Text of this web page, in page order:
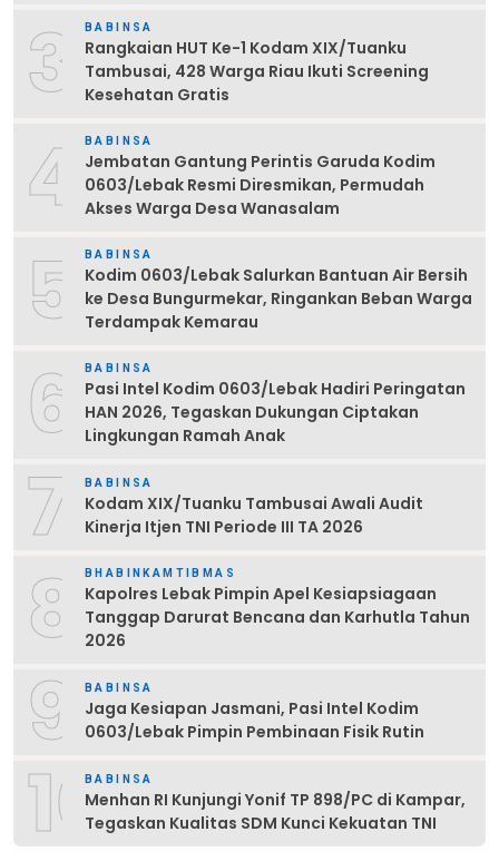
3 BABINSA
Rangkaian HUT Ke-1 Kodam XIX/Tuanku
Tambusai, 428 Warga Riau Ikuti Screening
Kesehatan Gratis
4 BABINSA
Jembatan Gantung Perintis Garuda Kodim
0603/Lebak Resmi Diresmikan, Permudah
Akses Warga Desa Wanasalam
5 BABINSA
Kodim 0603/Lebak Salurkan Bantuan Air Bersih
ke Desa Bungurmekar, Ringankan Beban Warga
Terdampak Kemarau
6 BABINSA
Pasi Intel Kodim 0603/Lebak Hadiri Peringatan
HAN 2026, Tegaskan Dukungan Ciptakan
Lingkungan Ramah Anak
7 BABINSA
Kodam XIX/Tuanku Tambusai Awali Audit
Kinerja Itjen TNI Periode III TA 2026
8 BHABINKAMTIBMAS
Kapolres Lebak Pimpin Apel Kesiapsiagaan
Tanggap Darurat Bencana dan Karhutla Tahun
2026
9 BABINSA
Jaga Kesiapan Jasmani, Pasi Intel Kodim
0603/Lebak Pimpin Pembinaan Fisik Rutin
10BABINSA
Menhan RI Kunjungi Yonif TP 898/PC di Kampar,
Tegaskan Kualitas SDM Kunci Kekuatan TNI